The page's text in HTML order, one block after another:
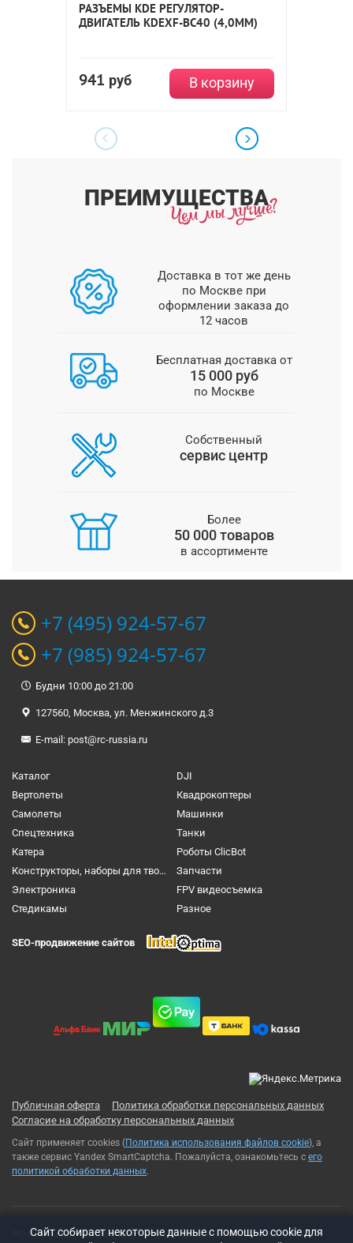
РАЗЪЕМЫ KDE РЕГУЛЯТОР-
ДВИГАТЕЛЬ KDEXF-BC40 (4,0ММ)
941 руб В корзину
ПРЕИМУЩЕСТВА
Доставка в тот же день
по Москве при
оформлении заказа до
12 часов
Бесплатная доставка от
15 000 руб
по Москве
Собственный
сервис центр
Более
50 000 товаров
в ассортименте
+7 (495) 924-57-67
+7 (985) 924-57-67
Будни 10:00 до 21:00
127560, Москва, ул. Менжинского д.3
E-mail: post@rc-russia.ru
Каталог
DJI
Вертолеты
Квадрокоптеры
Самолеты
Машинки
Спецтехника
Танки
Катера
Роботы ClicBot
Конструкторы, наборы для творчества и настольные игры
Запчасти
Электроника
FPV видеосъемка
Cтедикамы
Разное
SEO-продвижение сайтов
Публичная оферта
Политика обработки персональных данных
Согласие на обработку персональных данных
Сайт применяет cookies (Политика использования файлов cookie), а
также сервис Yandex SmartCaptcha. Пожалуйста, ознакомьтесь с его
политикой обработки данных.
RC-Russia 2013-2026© Все права защищены. Использование
Cайт собирает некоторые данные с помощью cookie для